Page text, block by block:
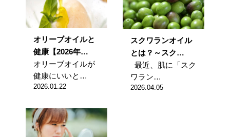
オリーブオイルと
健康【2026年…
オリーブオイルが
健康にいいと…
2026.01.22
スクワランオイル
とは？～スク…
最近、肌に「スク
ワラン…
2026.04.05